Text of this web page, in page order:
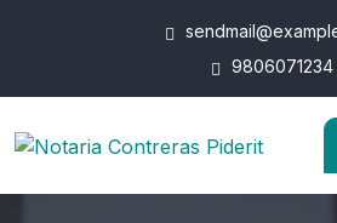
9806071234